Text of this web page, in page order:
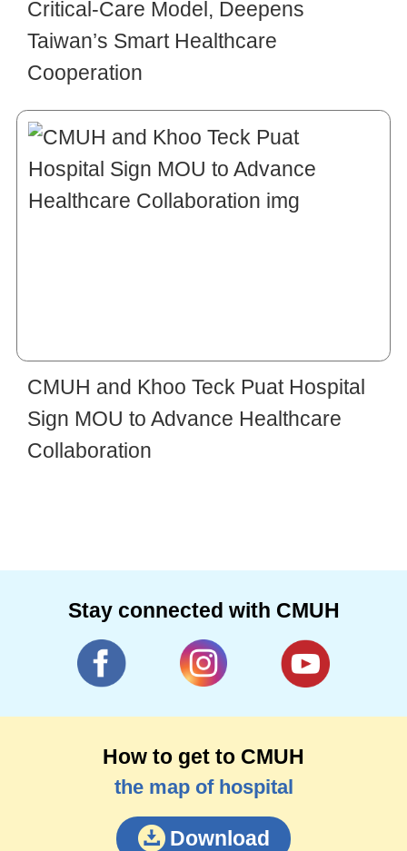
Critical-Care Model, Deepens
Taiwan’s Smart Healthcare
Cooperation
CMUH and Khoo Teck Puat Hospital
Sign MOU to Advance Healthcare
Collaboration
Stay connected with CMUH
How to get to CMUH
the map of hospital
Download